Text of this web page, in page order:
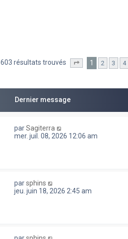
603 résultats trouvés Page sur 13
1 2 3 4
Dernier message
parSagiterra
mer. juil. 08, 2026 12:06 am
parsphins
jeu. juin 18, 2026 2:45 am